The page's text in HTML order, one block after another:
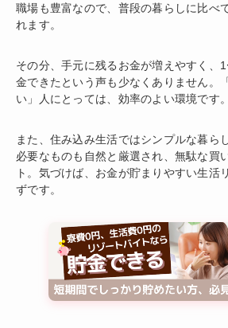
職場も豊富なので、普段の暮らしに比べ
れます。
その分、手元に残るお金が増えやすく、
金できたという声も少なくありません。
い」人にとっては、効率のよい環境です。
また、住み込み生活ではシンプルな暮ら
必要なものも自然と厳選され、無駄な買
ト。気づけば、お金が貯まりやすい生活
ずです。